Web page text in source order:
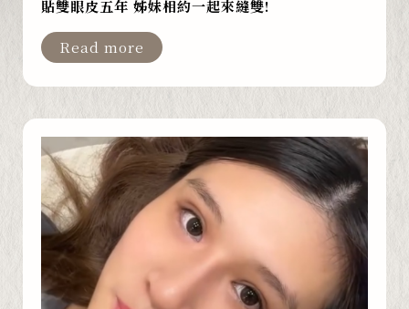
貼雙眼皮五年 姊妹相約一起來縫雙!
Read more